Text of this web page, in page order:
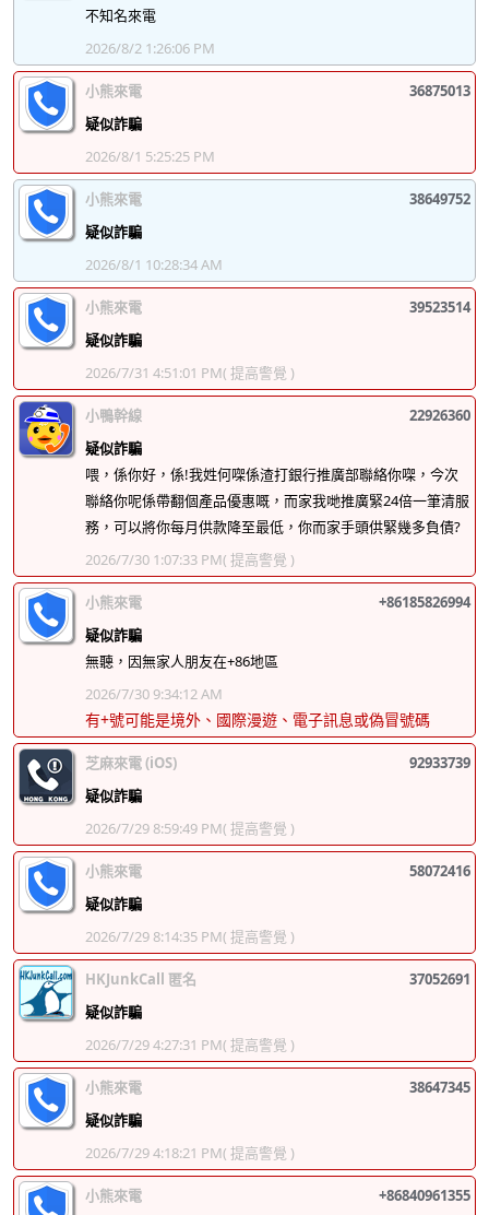
不知名來電
2026/8/2 1:26:06 PM
小熊來電
36875013
疑似詐騙
2026/8/1 5:25:25 PM
小熊來電
38649752
疑似詐騙
2026/8/1 10:28:34 AM
小熊來電
39523514
疑似詐騙
2026/7/31 4:51:01 PM( 提高警覺 )
小鴨幹線
22926360
疑似詐騙
喂，係你好，係!我姓何㗎係渣打銀行推廣部聯絡你㗎，今次
聯絡你呢係帶翻個產品優惠嘅，而家我哋推廣緊24倍一筆清服
務，可以將你每月供款降至最低，你而家手頭供緊幾多負債?
2026/7/30 1:07:33 PM( 提高警覺 )
小熊來電
+86185826994
疑似詐騙
無聽，因無家人朋友在+86地區
2026/7/30 9:34:12 AM
有+號可能是境外、國際漫遊、電子訊息或偽冒號碼
芝麻來電 (iOS)
92933739
疑似詐騙
2026/7/29 8:59:49 PM( 提高警覺 )
小熊來電
58072416
疑似詐騙
2026/7/29 8:14:35 PM( 提高警覺 )
HKJunkCall 匿名
37052691
疑似詐騙
2026/7/29 4:27:31 PM( 提高警覺 )
小熊來電
38647345
疑似詐騙
2026/7/29 4:18:21 PM( 提高警覺 )
小熊來電 +86840961355